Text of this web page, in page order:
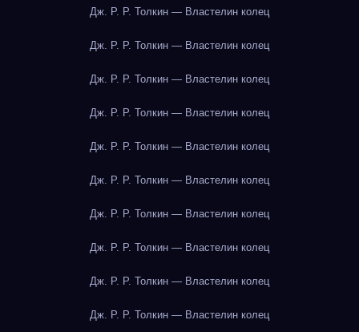
Дж. Р. Р. Толкин — Властелин колец
Дж. Р. Р. Толкин — Властелин колец
Дж. Р. Р. Толкин — Властелин колец
Дж. Р. Р. Толкин — Властелин колец
Дж. Р. Р. Толкин — Властелин колец
Дж. Р. Р. Толкин — Властелин колец
Дж. Р. Р. Толкин — Властелин колец
Дж. Р. Р. Толкин — Властелин колец
Дж. Р. Р. Толкин — Властелин колец
Дж. Р. Р. Толкин — Властелин колец